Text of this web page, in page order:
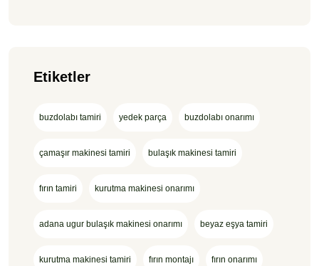
Etiketler
buzdolabı tamiri yedek parça buzdolabı onarımı
çamaşır makinesi tamiri bulaşık makinesi tamiri
fırın tamiri kurutma makinesi onarımı
adana ugur bulaşık makinesi onarımı beyaz eşya tamiri
kurutma makinesi tamiri fırın montajı fırın onarımı